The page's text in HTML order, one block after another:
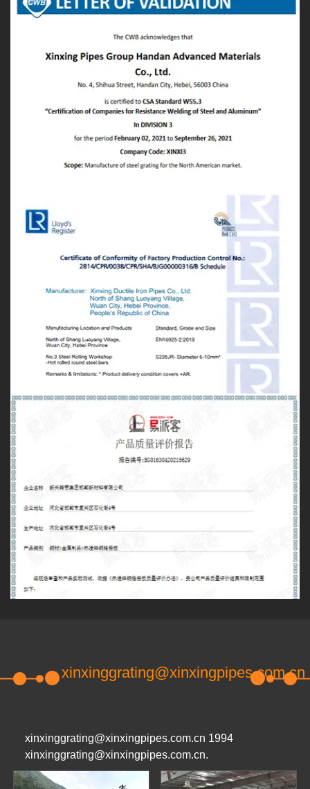
xinxinggrating@xinxingpipes.com.cn
xinxinggrating@xinxingpipes.com.cn 1994
xinxinggrating@xinxingpipes.com.cn.